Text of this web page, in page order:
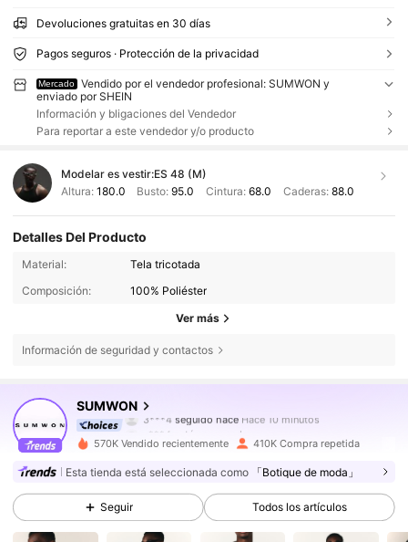
Devoluciones gratuitas en 30 días
Pagos seguros · Protección de la privacidad
Mercado
Vendido por el vendedor profesional: SUMWON y
enviado por SHEIN
Información y bligaciones del Vendedor
Para reportar a este vendedor y/o producto
Modelar es vestir:ES 48 (M)
Altura: 180.0 Busto:95.0 Cintura: 68.0 Caderas: 88.0
Detalles Del Producto
Material:
Tela tricotada
Composición:
100% Poliéster
Ver más
Información de seguridad y contactos
SUMWON 3***4
s***4está navegando
4,83
1M Seguidores
1M Seguidores
570K Vendido recientemente 410K Compra repetida
Esta tienda está seleccionada como 「Botique de moda」
Seguir Todos los artículos